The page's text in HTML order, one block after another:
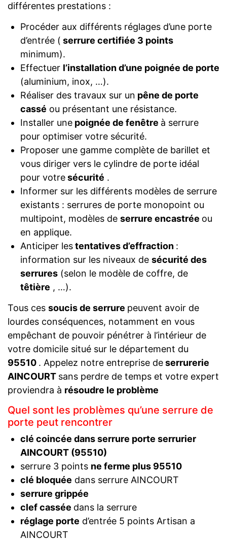
différentes prestations :
Procéder aux différents réglages d’une porte
d’entrée ( serrure certifiée 3 points
minimum).
Effectuer l’installation d’une poignée de porte
(aluminium, inox, …).
Réaliser des travaux sur un pêne de porte
cassé ou présentant une résistance.
Installer unepoignée de fenêtre à serrure
pour optimiser votre sécurité.
Proposer une gamme complète de barillet et
vous diriger vers le cylindre de porte idéal
pour votresécurité .
Informer sur les différents modèles de serrure
existants : serrures de porte monopoint ou
multipoint, modèles de serrure encastrée ou
en applique.
Anticiper lestentatives d’effraction :
information sur les niveaux de sécurité des
serrures(selon le modèle de coffre, de
têtière , …).
Tous ces soucis de serrure peuvent avoir de
lourdes conséquences, notamment en vous
empêchant de pouvoir pénétrer à l’intérieur de
votre domicile situé sur le département du
95510 . Appelez notre entreprise deserrurerie
AINCOURT sans perdre de temps et votre expert
proviendra à résoudre le problème
Quel sont les problèmes qu’une serrure de
porte peut rencontrer
clé coincée dans serrure porte serrurier
AINCOURT (95510)
serrure 3 points ne ferme plus 95510
clé bloquée dans serrure AINCOURT
serrure grippée
clef cassée dans la serrure
réglage porte d’entrée 5 points Artisan a
AINCOURT